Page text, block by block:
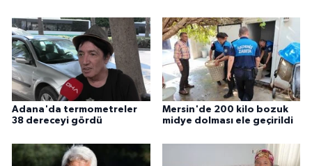
Adana'da termometreler
38 dereceyi gördü
Mersin'de 200 kilo bozuk
midye dolması ele geçirildi